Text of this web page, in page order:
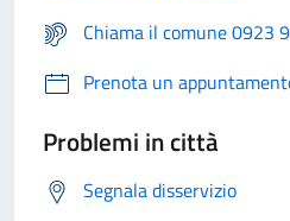
Chiama il comune 0923
Prenota un
Problemi in città
Segnala disservizio